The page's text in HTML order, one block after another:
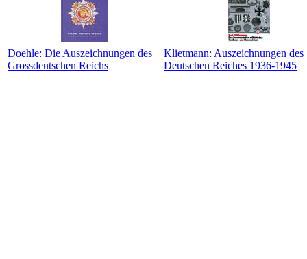
Doehle: Die Auszeichnungen des
Grossdeutschen Reichs
Klietmann: Auszeichnungen des
Deutschen Reiches 1936-1945